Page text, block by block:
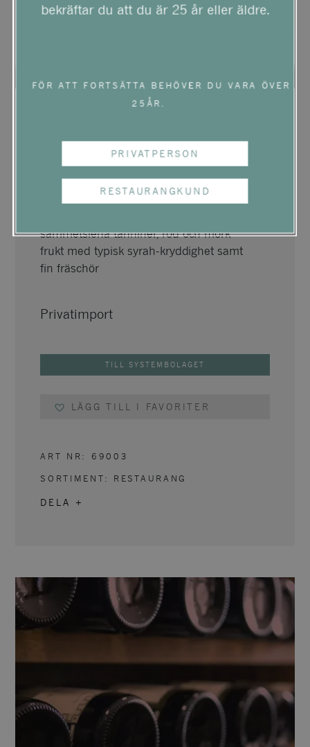
CUILLERON ST
JOSEPH ROUGE
CAVANOS
sammetslena tanniner, röd och mörk
frukt med typisk syrah-kryddighet samt
fin fräschör
Privatimport
TILL SYSTEMBOLAGET
LÄGG TILL I FAVORITER
ART NR: 69003
SORTIMENT: RESTAURANG
DELA +
bekräftar du att du är 25 år eller äldre.
FÖR ATT FORTSÄTTA BEHÖVER DU VARA ÖVER
25ÅR.
PRIVATPERSON
RESTAURANGKUND